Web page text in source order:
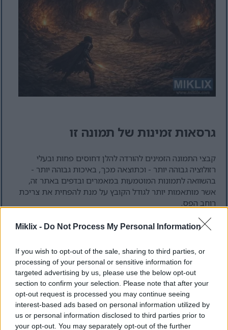
Miklix - Do Not Process My Personal Information
If you wish to opt-out of the sale, sharing to third parties, or
processing of your personal or sensitive information for
targeted advertising by us, please use the below opt-out
section to confirm your selection. Please note that after your
opt-out request is processed you may continue seeing
interest-based ads based on personal information utilized by
us or personal information disclosed to third parties prior to
your opt-out. You may separately opt-out of the further
גרסאות זמינות של תמונה זו
קבצי התמונה הזמינים להורדה להלן דחוסים פחות ובעלי
רזולוציה גבוהה יותר - וכתוצאה מכך, באיכות גבוהה יותר -
בהשוואה לתמונות המוטמעות במאמרים ובדפים באתר זה,
אשר מותאמות יותר לגודל הקובץ על מנת להפחית את צריכת
רוחב הפס.
גודל רגיל(1,536 x 1,024)
AVIF(129 KB)
WebP(320 KB)
JPEG(583 KB)
גודל גדול(3,072 x 2,048)
AVIF(309 KB)